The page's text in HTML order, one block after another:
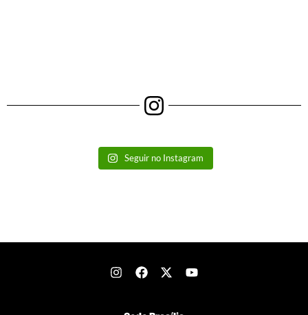
Seguir no Instagram